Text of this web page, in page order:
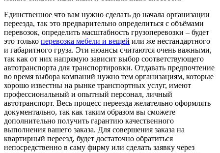
Единственное что вам нужно сделать до начала организации
переезда, так это предварительно определиться с объёмами
перевозок, определить масштабность грузоперевозки – будет
это только перевозка мебели и вещей или же нестандартного
и габаритного груза. Эти нюансы считаются очень важными,
так как от них напрямую зависит выбор соответствующего
автотранспорта для транспортировки. Отдавать предпочтение
во время выбора компаний нужно тем организациям, которые
хорошо известны на рынке транспортных услуг, имеют
профессиональный и опытный персонал, личный
автотранспорт. Весь процесс переезда желательно оформлять
документально, так как таким образом вы сможете
дополнительно получить гарантию качественного
выполнения вашего заказа. Для совершения заказа на
квартирный переезд, будет достаточно обратиться
непосредственно в саму фирму или сделать заявку через